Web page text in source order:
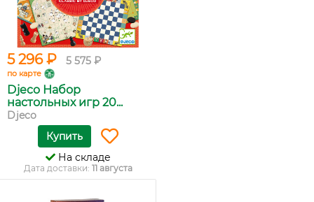
5 296 ₽ 5 575 ₽
по карте
Djeco Набор
настольных игр 20...
Djeco
Купить
На складе
Дата доставки: 11 августа